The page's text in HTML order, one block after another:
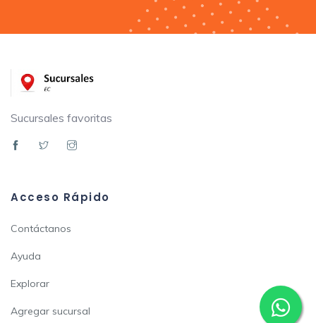
Sucursales favoritas
Acceso Rápido
Contáctanos
Ayuda
Explorar
Agregar sucursal